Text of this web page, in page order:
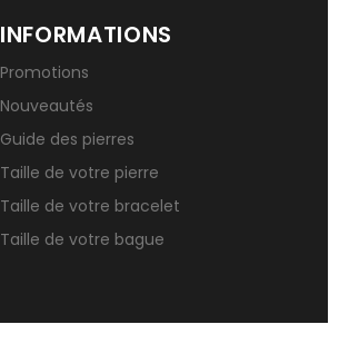
INFORMATIONS
Promotions
Nouveautés
Guide des pierres
Taille de votre pierre
Taille de votre bracelet
Taille de votre bague